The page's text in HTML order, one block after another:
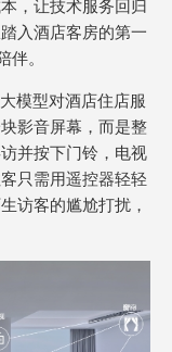
，让技术服务回归
入酒店客房的第一
伴。
模型对酒店住店服
影音屏幕，而是整
并按下门铃，电视
只需用遥控器轻轻
访客的尴尬打扰，